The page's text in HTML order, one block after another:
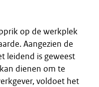
op de werkplek
Aangezien de
leidend is geweest
dienen om te
voldoet het